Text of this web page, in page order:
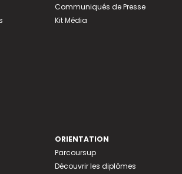
Communiqués de Presse
Kit Média
ORIENTATION
Parcoursup
Découvrir les diplômes